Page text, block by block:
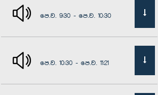
පෙ.ව. 9:30 - පෙ.ව. 10:30
පෙ.ව. 10:30 - පෙ.ව. 11:21